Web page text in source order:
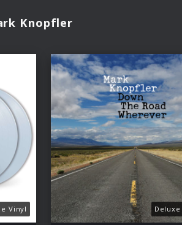
Knopfler
Vinyl